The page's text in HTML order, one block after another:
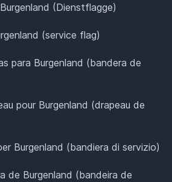
(Dienstflagge)
(service flag)
para Burgenland (bandera de
pour Burgenland (drapeau de
Burgenland (bandiera di servizio)
de Burgenland (bandeira de